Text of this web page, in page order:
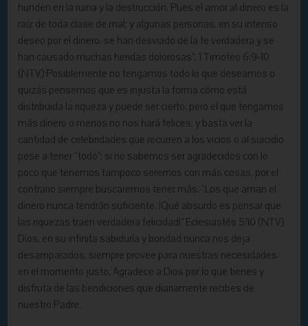
hunden en la ruina y la destrucción. Pues el amor al dinero es la
raíz de toda clase de mal; y algunas personas, en su intenso
deseo por el dinero, se han desviado de la fe verdadera y se
han causado muchas heridas dolorosas”. 1 Timoteo 6:9-10
(NTV) Posiblemente no tengamos todo lo que deseamos o
quizás pensemos que es injusta la forma cómo está
distribuida la riqueza y puede ser cierto, pero el que tengamos
más dinero o menos no nos hará felices, y basta ver la
cantidad de celebridades que recurren a los vicios o al suicidio
pese a tener “todo”; si no sabemos ser agradecidos con lo
poco que tenemos tampoco seremos con más cosas, por el
contrario siempre buscaremos tener más. “Los que aman el
dinero nunca tendrán suficiente. ¡Qué absurdo es pensar que
las riquezas traen verdadera felicidad!” Eclesiastés 5:10 (NTV)
Dios, en su infinita sabiduría y bondad nunca nos deja
desamparados, siempre provee para nuestras necesidades
en el momento justo. Agradece a Dios por lo que tienes y
disfruta de las bendiciones que diariamente recibes de
nuestro Padre.